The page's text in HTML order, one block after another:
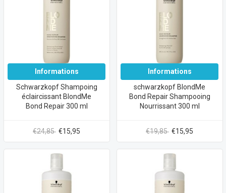
Informations
Schwarzkopf Shampoing
éclaircissant BlondMe
Bond Repair 300 ml
€24,85 €15,95
Informations
schwarzkopf BlondMe
Bond Repair Shampooing
Nourrissant 300 ml
€19,85 €15,95